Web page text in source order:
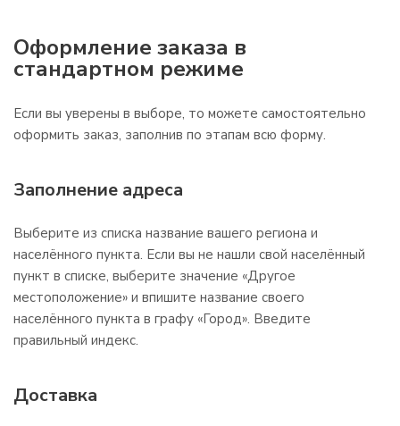
Оформление заказа в
стандартном режиме
Если вы уверены в выборе, то можете самостоятельно
оформить заказ, заполнив по этапам всю форму.
Заполнение адреса
Выберите из списка название вашего региона и
населённого пункта. Если вы не нашли свой населённый
пункт в списке, выберите значение «Другое
местоположение» и впишите название своего
населённого пункта в графу «Город». Введите
правильный индекс.
Доставка